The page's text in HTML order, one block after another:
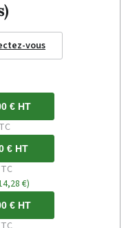
vous
€ HT
€ HT
€)
€ HT